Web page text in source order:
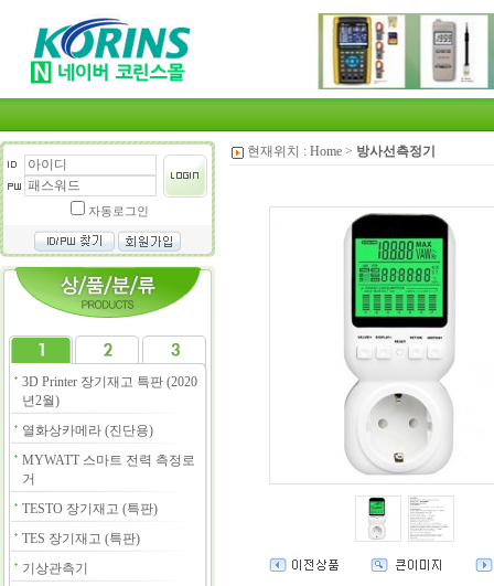
자동로그인
3D Printer 장기재고 특판 (2020
년2월)
열화상카메라 (진단용)
MYWATT 스마트 전력 측정로
거
TESTO 장기재고 (특판)
TES 장기재고 (특판)
기상관측기
현재위치 : Home > 방사선측정기